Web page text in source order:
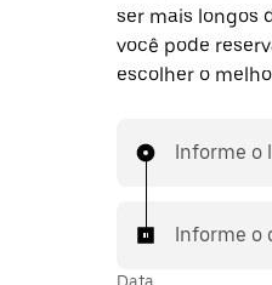
ser mais longos
você pode
escolher o
Informe o
Informe o